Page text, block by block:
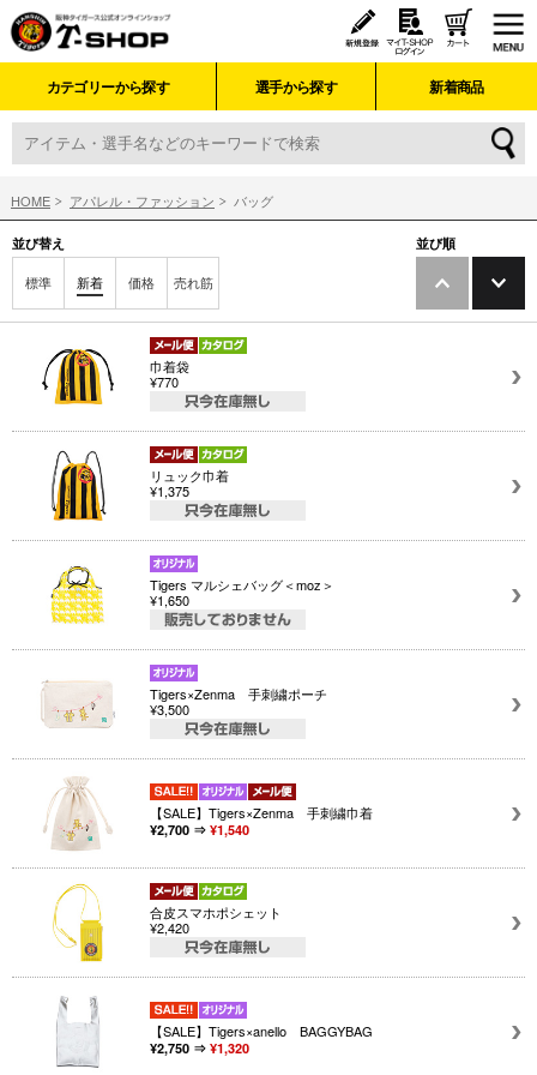
カテゴリーから探す 選手から探す 新着商品
HOME アパレル・ファッション バッグ
並び替え
標準 新着 価格 売れ筋
並び順
巾着袋
¥770
リュック巾着
¥1,375
Tigers マルシェバッグ＜moz＞
¥1,650
Tigers×Zenma 手刺繍ポーチ
¥3,500
【SALE】Tigers×Zenma 手刺繍巾着
¥2,700 ⇒ ¥1,540
合皮スマホポシェット
¥2,420
【SALE】Tigers×anello BAGGYBAG
¥2,750 ⇒ ¥1,320